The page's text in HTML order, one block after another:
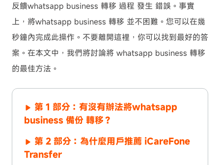
反饋whatsapp business 轉移 過程 發生 錯誤。事實
上，將whatsapp business 轉移 並不困難。您可以在幾
秒鐘內完成此操作。不要離開這裡，你可以找到最好的答
案。在本文中，我們將討論將 whatsapp business 轉移
的最佳方法。
第 1 部分：有沒有辦法將whatsapp
business 備份 轉移？
第 2 部分：為什麼用戶推薦 iCareFone
Transfer